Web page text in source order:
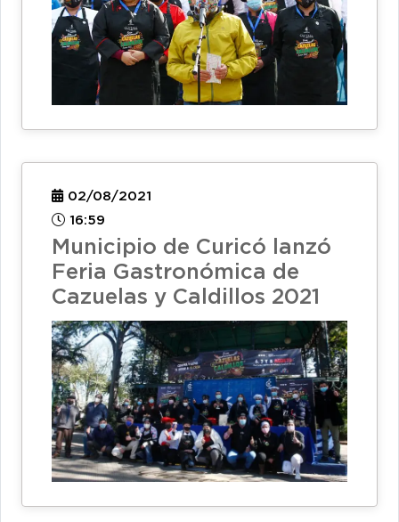
02/08/2021
16:59
Municipio de Curicó lanzó
Feria Gastronómica de
Cazuelas y Caldillos 2021